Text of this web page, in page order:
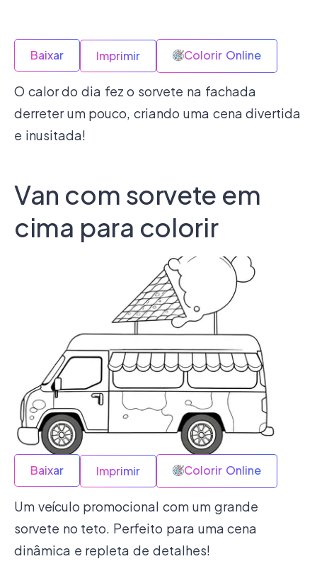
Baixar Imprimir Colorir Online
O calor do dia fez o sorvete na fachada
derreter um pouco, criando uma cena divertida
e inusitada!
Van com sorvete em
cima para colorir
Baixar Imprimir Colorir Online
Um veículo promocional com um grande
sorvete no teto. Perfeito para uma cena
dinâmica e repleta de detalhes!